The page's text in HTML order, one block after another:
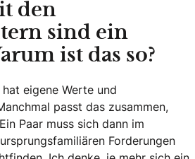
den
sind ein
ist das so?
eigene Werte und
passt das zusammen,
Paar muss sich dann im
Forderungen